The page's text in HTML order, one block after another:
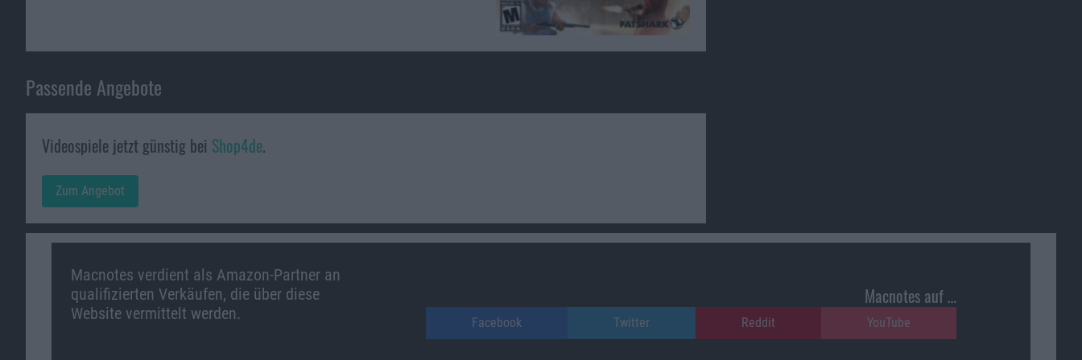
Passende Angebote
Videospiele jetzt günstig bei Shop4de.
Zum Angebot
Macnotes verdient als Amazon-Partner an
qualifizierten Verkäufen, die über diese
Website vermittelt werden.
Macnotes auf …
Facebook Twitter Reddit YouTube